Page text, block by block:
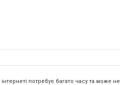
потребує багато часу та може не